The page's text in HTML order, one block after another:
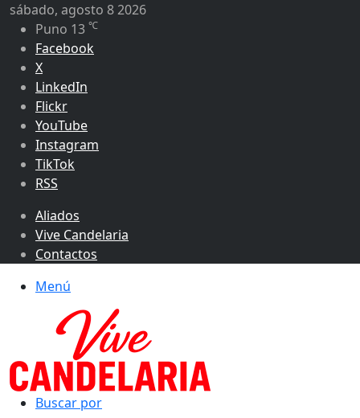
sábado, agosto 8 2026
Puno 13 ℃
Facebook
X
LinkedIn
Flickr
YouTube
Instagram
TikTok
RSS
Aliados
Vive Candelaria
Contactos
Menú
Buscar por